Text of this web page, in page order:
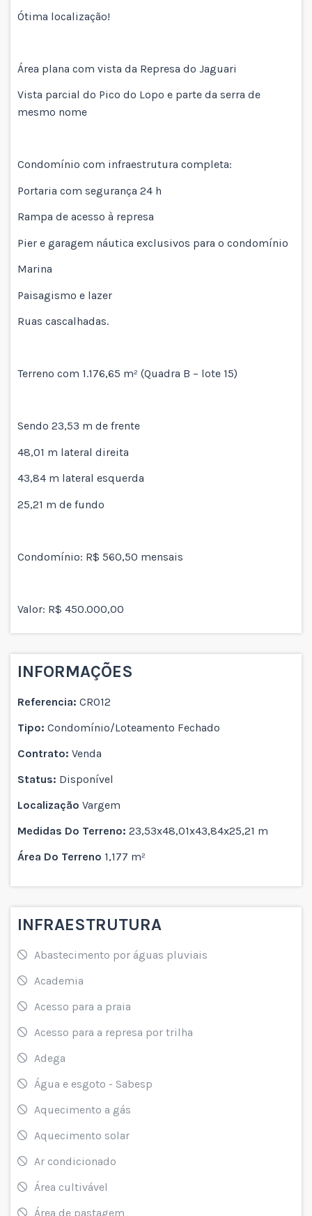
Ótima localização!
Área plana com vista da Represa do Jaguari
Vista parcial do Pico do Lopo e parte da serra de
mesmo nome
Condomínio com infraestrutura completa:
Portaria com segurança 24 h
Rampa de acesso à represa
Pier e garagem náutica exclusivos para o condomínio
Marina
Paisagismo e lazer
Ruas cascalhadas.
Terreno com 1.176,65 m² (Quadra B – lote 15)
Sendo 23,53 m de frente
48,01 m lateral direita
43,84 m lateral esquerda
25,21 m de fundo
Condomínio: R$ 560,50 mensais
Valor: R$ 450.000,00
INFORMAÇÕES
Referencia: CR012
Tipo: Condomínio/Loteamento Fechado
Contrato: Venda
Status: Disponível
Localização Vargem
Medidas Do Terreno:
23,53x48,01x43,84x25,21 m
Área Do Terreno
1,177 m²
INFRAESTRUTURA
Abastecimento por águas pluviais
Academia
Acesso para a praia
Acesso para a represa por trilha
Adega
Água e esgoto - Sabesp
Aquecimento a gás
Aquecimento solar
Ar condicionado
Área cultivável
Área de pastagem